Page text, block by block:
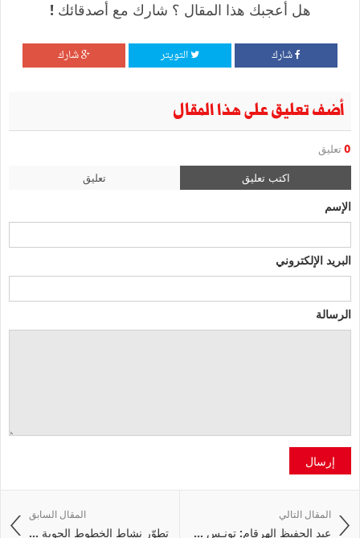
هل أعجبك هذا المقال ؟ شارك مع أصدقائك !
شارك التويتر شارك
أضف تعليق على هذا المقال
0 تعليق
اكتب تعليق تعليق
الإسم
البريد الإلكتروني
الرسالة
إرسال
المقال السابق
تطوّر نشاط الخطوط الجوية ...
المقال التالي
عبد الحفيظ الهرقام: تونـس ...